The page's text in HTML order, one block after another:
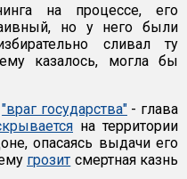
на процессе, его
но у него были
сливал ту
казалось, могла бы
"враг государства"- глава
на территории
опасаясь выдачи его
грозит смертная казнь